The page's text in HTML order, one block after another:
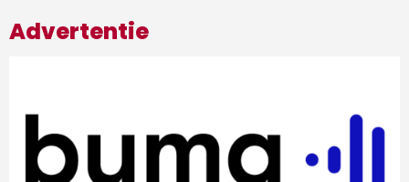
Advertentie